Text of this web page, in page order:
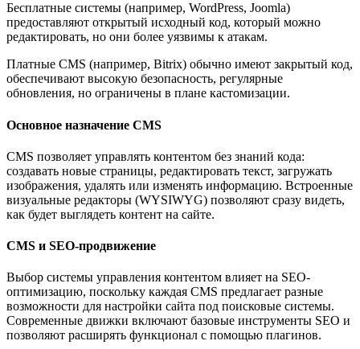
Бесплатные системы (например, WordPress, Joomla)
предоставляют открытый исходный код, который можно
редактировать, но они более уязвимы к атакам.
Платные CMS (например, Bitrix) обычно имеют закрытый код,
обеспечивают высокую безопасность, регулярные
обновления, но ограничены в плане кастомизации.
Основное назначение CMS
CMS позволяет управлять контентом без знаний кода:
создавать новые страницы, редактировать текст, загружать
изображения, удалять или изменять информацию. Встроенные
визуальные редакторы (WYSIWYG) позволяют сразу видеть,
как будет выглядеть контент на сайте.
CMS и SEO-продвижение
Выбор системы управления контентом влияет на SEO-
оптимизацию, поскольку каждая CMS предлагает разные
возможности для настройки сайта под поисковые системы.
Современные движки включают базовые инструменты SEO и
позволяют расширять функционал с помощью плагинов.